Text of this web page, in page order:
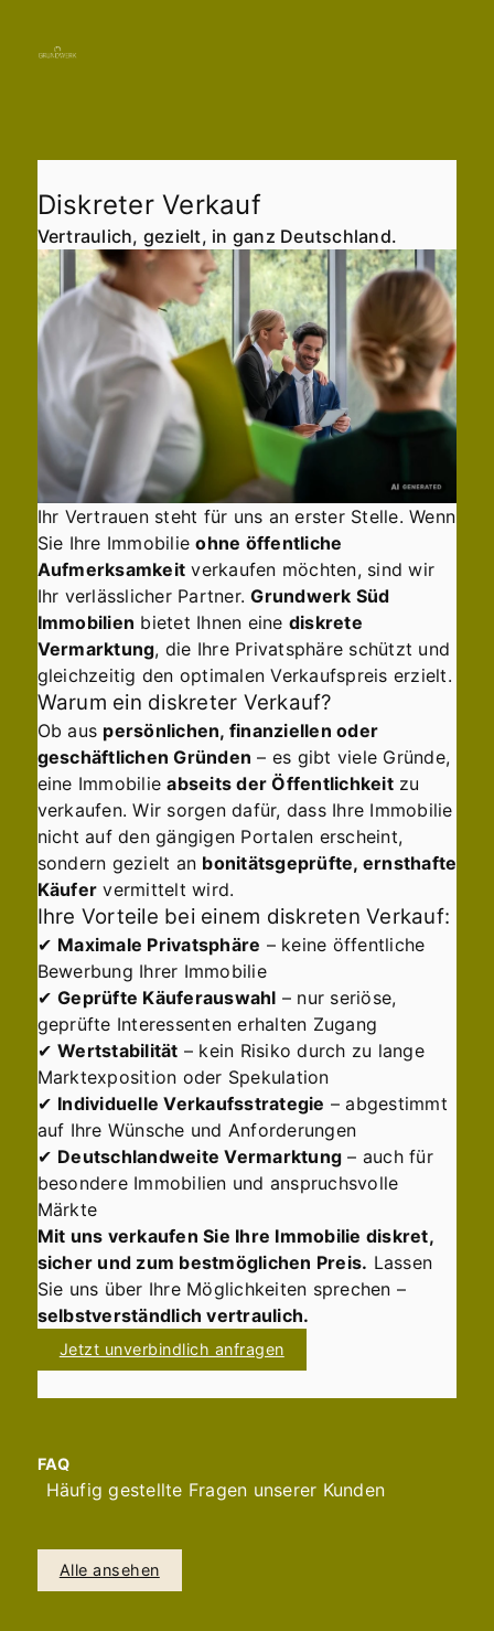
Diskreter Verkauf
Vertraulich, gezielt, in ganz Deutschland.
Ihr Vertrauen steht für uns an erster Stelle. Wenn
Sie Ihre Immobilieohne öffentliche
Aufmerksamkeit verkaufen möchten, sind wir
Ihr verlässlicher Partner.Grundwerk Süd
Immobilien bietet Ihnen eine diskrete
Vermarktung, die Ihre Privatsphäre schützt und
gleichzeitig den optimalen Verkaufspreis erzielt.
Warum ein diskreter Verkauf?
Ob aus persönlichen, finanziellen oder
geschäftlichen Gründen – es gibt viele Gründe,
eine Immobilieabseits der Öffentlichkeitzu
verkaufen. Wir sorgen dafür, dass Ihre Immobilie
nicht auf den gängigen Portalen erscheint,
sondern gezielt an bonitätsgeprüfte, ernsthafte
Käufer vermittelt wird.
Ihre Vorteile bei einem diskreten Verkauf:
✔ Maximale Privatsphäre – keine öffentliche
Bewerbung Ihrer Immobilie
✔Geprüfte Käuferauswahl – nur seriöse,
geprüfte Interessenten erhalten Zugang
✔Wertstabilität – kein Risiko durch zu lange
Marktexposition oder Spekulation
✔ Individuelle Verkaufsstrategie – abgestimmt
auf Ihre Wünsche und Anforderungen
✔ Deutschlandweite Vermarktung – auch für
besondere Immobilien und anspruchsvolle
Märkte
Mit uns verkaufen Sie Ihre Immobilie diskret,
sicher und zum bestmöglichen Preis. Lassen
Sie uns über Ihre Möglichkeiten sprechen –
selbstverständlich vertraulich.
Jetzt unverbindlich anfragen
FAQ
Häufig gestellte Fragen unserer Kunden
Alle ansehen